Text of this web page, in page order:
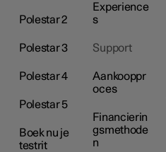
Polestar 2
Polestar 3
Polestar 4
Polestar 5
Boek nu je
testrit
Experience
s
Support
Aankooppr
oces
Financierin
gsmethode
n